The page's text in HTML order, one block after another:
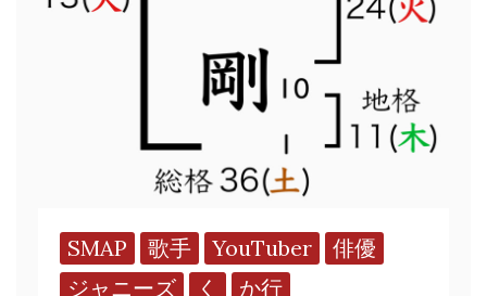
SMAP 歌手 YouTuber
俳優
ジャニーズ
く か行